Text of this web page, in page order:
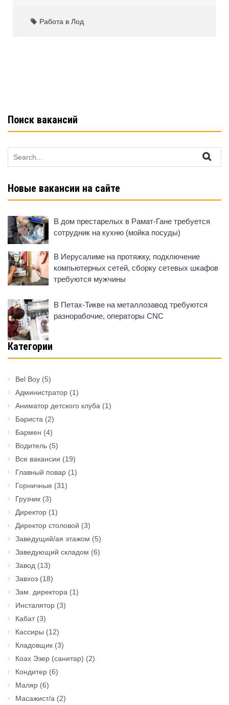
e
s
Работа в Лод
Поиск вакансий
for:
Новые вакансии на сайте
В дом престарелых в Рамат-Гане требуется
сотрудник на кухню (мойка посуды)
В Иерусалиме на протяжку, подключение
компьютерных сетей, сборку сетевых шкафов
требуются мужчины
В Петах-Тикве на металлозавод требуются
разнорабочие, операторы CNC
Категории
Bel Boy (5)
Администратор (1)
Аниматор детского клуба (1)
Бариста (2)
Бармен (4)
Водитель (5)
Все вакансии (19)
Главный повар (1)
Горничные (31)
Грузчик (3)
Директор (1)
Директор столовой (3)
Заведущий/ая этажом (5)
Заведующий складом (6)
Завод (13)
Завхоз (18)
Зам. директора (1)
Инсталятор (3)
Кабат(3)
Кассиры (12)
Кладовщик (3)
Коах Эзер (санитар) (2)
Кондитер (6)
Маляр (6)
Масажист/а (2)